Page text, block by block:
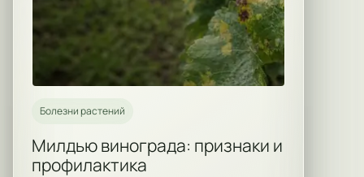
Болезни растений
Милдью винограда: признаки и
профилактика